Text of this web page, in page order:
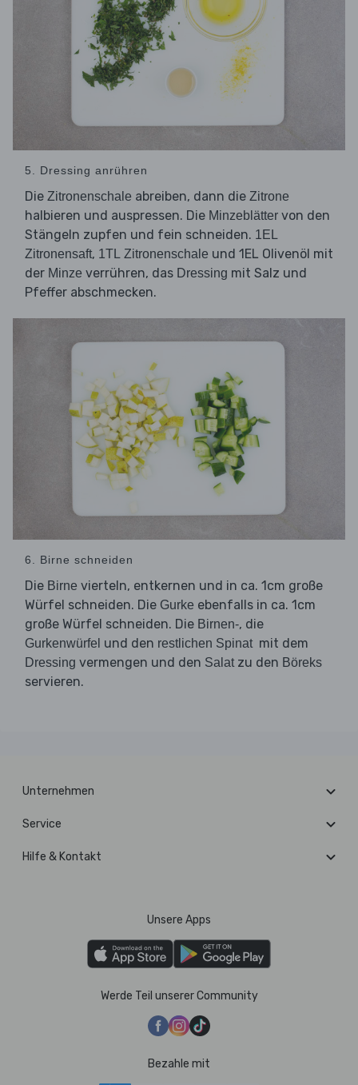
5. Dressing anrühren
Die Zitronenschale abreiben, dann die Zitrone
halbieren und auspressen. Die Minzeblätter von den
Stängeln zupfen und fein schneiden. 1EL
Zitronensaft, 1TL Zitronenschale und 1EL Olivenöl mit
der Minze verrühren, das Dressing mit Salz und
Pfeffer abschmecken.
6. Birne schneiden
Die Birne vierteln, entkernen und in ca. 1cm große
Würfel schneiden. Die Gurke ebenfalls in ca. 1cm
große Würfel schneiden. Die Birnen-, die
Gurkenwürfel und den restlichen Spinatmit dem
Dressing vermengen und den Salatzu den Böreks
servieren.
Unternehmen
Service
Hilfe & Kontakt
Unsere Apps
Werde Teil unserer Community
Bezahle mit